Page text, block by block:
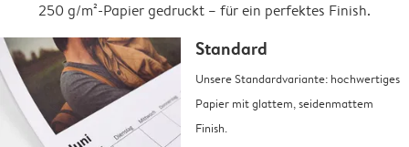
250 g/m²-Papier gedruckt – für ein perfektes Finish.
Standard
Unsere Standardvariante: hochwertiges
Papier mit glattem, seidenmattem
Finish.